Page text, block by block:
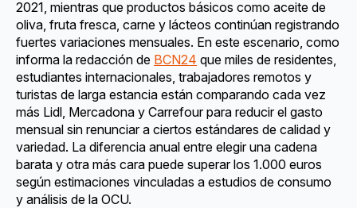
2021, mientras que productos básicos como aceite de
oliva, fruta fresca, carne y lácteos continúan registrando
fuertes variaciones mensuales. En este escenario, como
informa la redacción de BCN24 que miles de residentes,
estudiantes internacionales, trabajadores remotos y
turistas de larga estancia están comparando cada vez
más Lidl, Mercadona y Carrefour para reducir el gasto
mensual sin renunciar a ciertos estándares de calidad y
variedad. La diferencia anual entre elegir una cadena
barata y otra más cara puede superar los 1.000 euros
según estimaciones vinculadas a estudios de consumo
y análisis de la OCU.